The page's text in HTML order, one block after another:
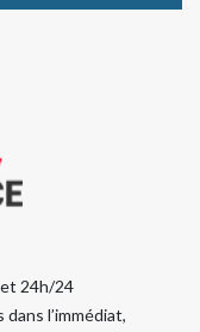
24h/24
l’immédiat,